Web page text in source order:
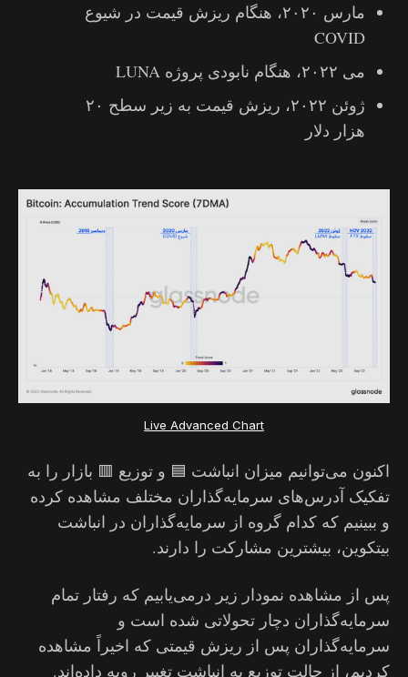
مارس ۲۰۲۰، هنگام ریزش قیمت در شیوع
COVID
می ۲۰۲۲، هنگام نابودی پروژه LUNA
ژوئن ۲۰۲۲، ریزش قیمت به زیر سطح ۲۰
هزار دلار
Live Advanced Chart
اکنون می‌توانیم میزان انباشت 🟦 و توزیع 🟥 بازار را به
تفکیک آدرس‌‌های سرمایه‌گذاران مختلف مشاهده کرده
و ببینیم که کدام گروه از سرمایه‌گذاران در انباشت
بیتکوین، بیشترین مشارکت را دارند.
پس از مشاهده نمودار زیر درمی‌یابیم که رفتار تمام
سرمایه‌گذاران دچار تحولاتی شده است و
سرمایه‌گذاران پس از ریزش قیمتی که اخیراً مشاهده
کردیم، از حالت توزیع به انباشت تغییر رویه داده‌اند.